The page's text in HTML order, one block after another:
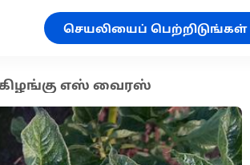
செயலியைப் பெற்றிடுங்கள்
எஸ் வைரஸ்